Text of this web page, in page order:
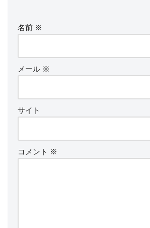
名前 ※
メール ※
サイト
コメント ※